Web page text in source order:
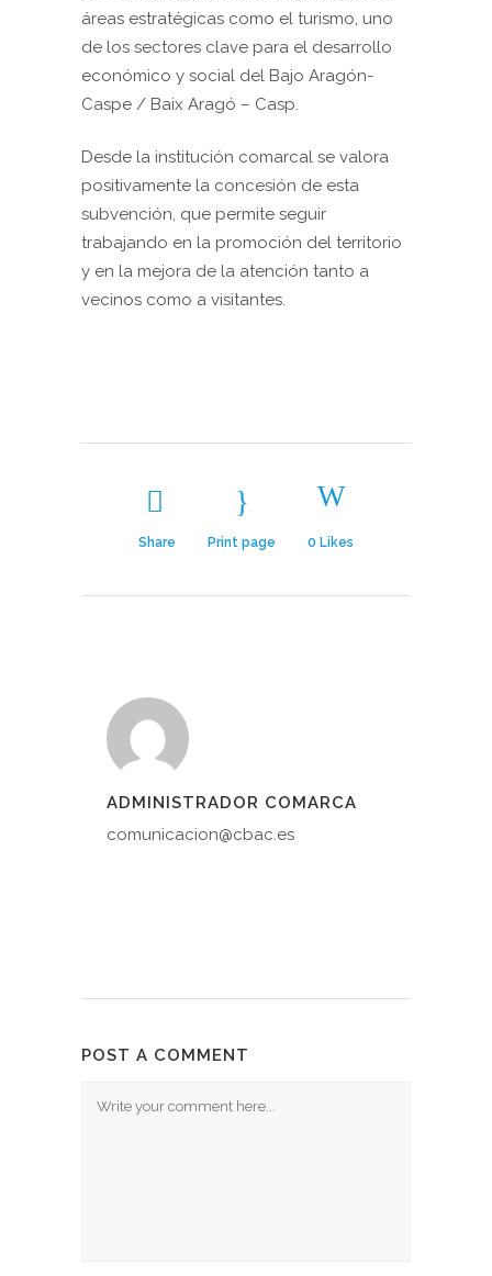
áreas estratégicas como el turismo, uno
de los sectores clave para el desarrollo
económico y social del Bajo Aragón-
Caspe / Baix Aragó – Casp.
Desde la institución comarcal se valora
positivamente la concesión de esta
subvención, que permite seguir
trabajando en la promoción del territorio
y en la mejora de la atención tanto a
vecinos como a visitantes.
Share Print page 0 Likes
ADMINISTRADOR COMARCA
comunicacion@cbac.es
POST A COMMENT